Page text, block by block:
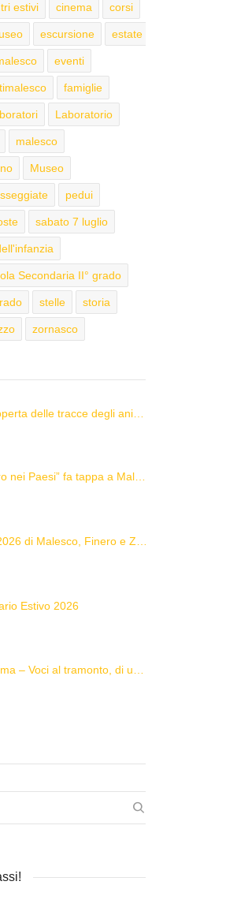
estivi cinema corsi
escursione estate
eventi
famiglie
Laboratorio
malesco
Museo
pedui
sabato 7 luglio
Secondaria II° grado
stelle storia
zornasco
Estivo 2026
“La Brüma – Voci al tramonto, di una vita e di un’epoca”